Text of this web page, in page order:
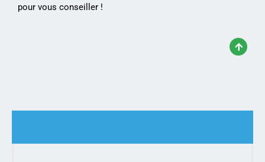
pour vous conseiller !